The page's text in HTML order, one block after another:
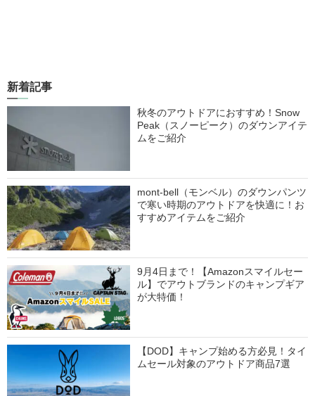
新着記事
秋冬のアウトドアにおすすめ！Snow
Peak（スノーピーク）のダウンアイテ
ムをご紹介
mont-bell（モンベル）のダウンパンツ
で寒い時期のアウトドアを快適に！お
すすめアイテムをご紹介
9月4日まで！【Amazonスマイルセー
ル】でアウトブランドのキャンプギア
が大特価！
【DOD】キャンプ始める方必見！タイ
ムセール対象のアウトドア商品7選